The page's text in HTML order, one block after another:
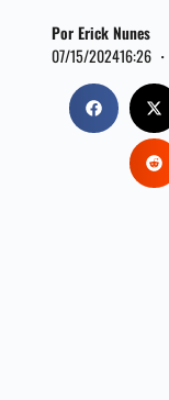
Por Erick Nunes
07/15/202416:26 ・